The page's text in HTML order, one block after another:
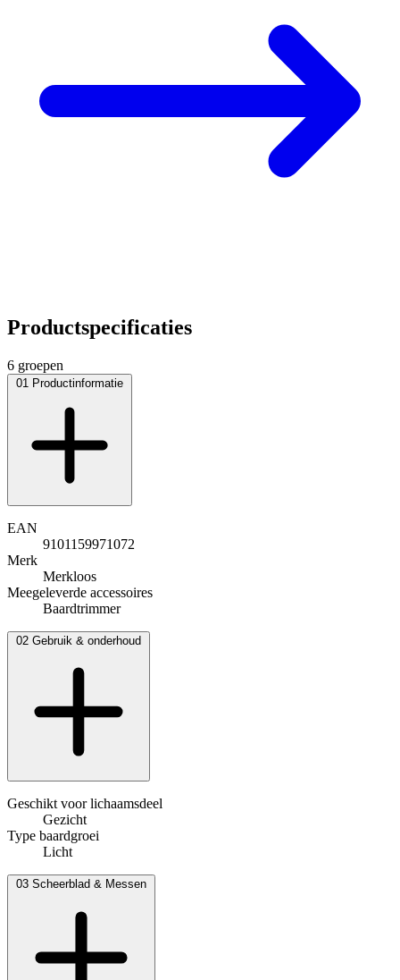
Productspecificaties
6 groepen
01 Productinformatie
EAN
9101159971072
Merk
Merkloos
Meegeleverde accessoires
Baardtrimmer
02 Gebruik & onderhoud
Geschikt voor lichaamsdeel
Gezicht
Type baardgroei
Licht
03 Scheerblad & Messen